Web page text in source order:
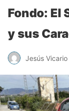
Fondo: El
y sus
Jesús Vicario